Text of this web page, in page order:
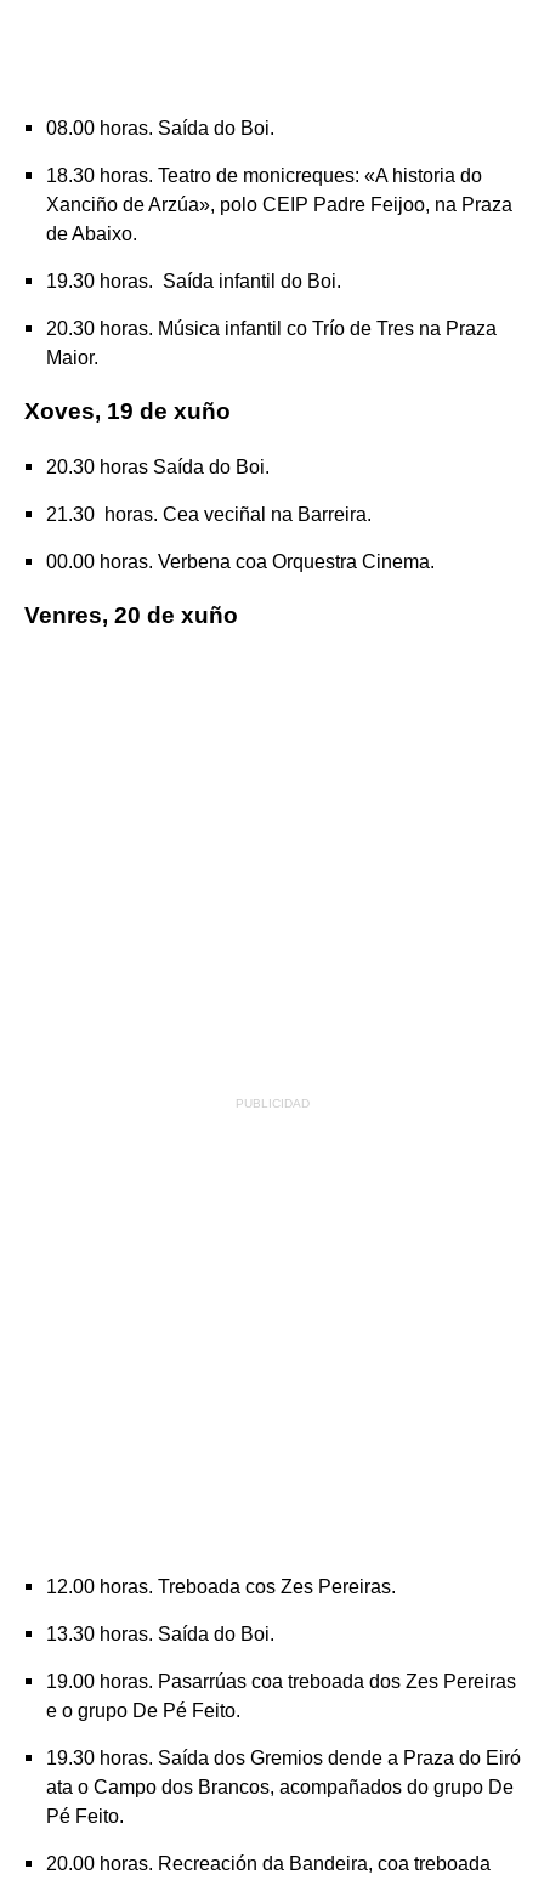
08.00 horas. Saída do Boi.
18.30 horas. Teatro de monicreques: «A historia do
Xanciño de Arzúa», polo CEIP Padre Feijoo, na Praza
de Abaixo.
19.30 horas. Saída infantil do Boi.
20.30 horas. Música infantil co Trío de Tres na Praza
Maior.
Xoves, 19 de xuño
20.30 horas Saída do Boi.
21.30 horas. Cea veciñal na Barreira.
00.00 horas. Verbena coa Orquestra Cinema.
Venres, 20 de xuño
12.00 horas. Treboada cos Zes Pereiras.
13.30 horas. Saída do Boi.
19.00 horas. Pasarrúas coa treboada dos Zes Pereiras
e o grupo De Pé Feito.
19.30 horas. Saída dos Gremios dende a Praza do Eiró
ata o Campo dos Brancos, acompañados do grupo De
Pé Feito.
20.00 horas. Recreación da Bandeira, coa treboada